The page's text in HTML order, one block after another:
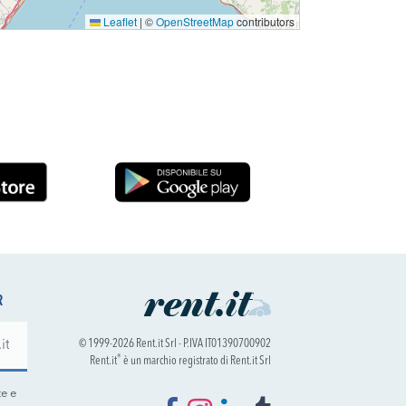
Leaflet | ©OpenStreetMapcontributors
e
© 1999-2026 Rent.it Srl - P.IVA IT01390700902
Rent.it® è un marchio registrato di Rent.it Srl